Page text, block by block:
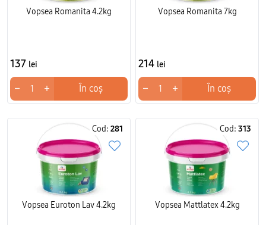
Vopsea Romanita 4.2kg
137 lei
− + În coș
Vopsea Romanita 7kg
214 lei
− + În coș
Cod: 281
Vopsea Euroton Lav 4.2kg
Cod: 313
Vopsea Mattlatex 4.2kg